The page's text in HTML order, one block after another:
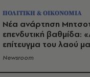
ΠΟΛΙΤΙΚΗ & ΟΙΚΟΝΟΜΙΑ
Νέα ανάρτηση
επενδυτική βαθμίδα:
επίτευγμα του λαού
Newsroom